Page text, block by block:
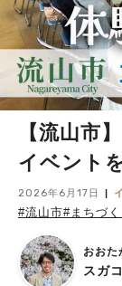
【流山市
イベント
2026年6月17日
#流山市#まちづ
おおた
スガ